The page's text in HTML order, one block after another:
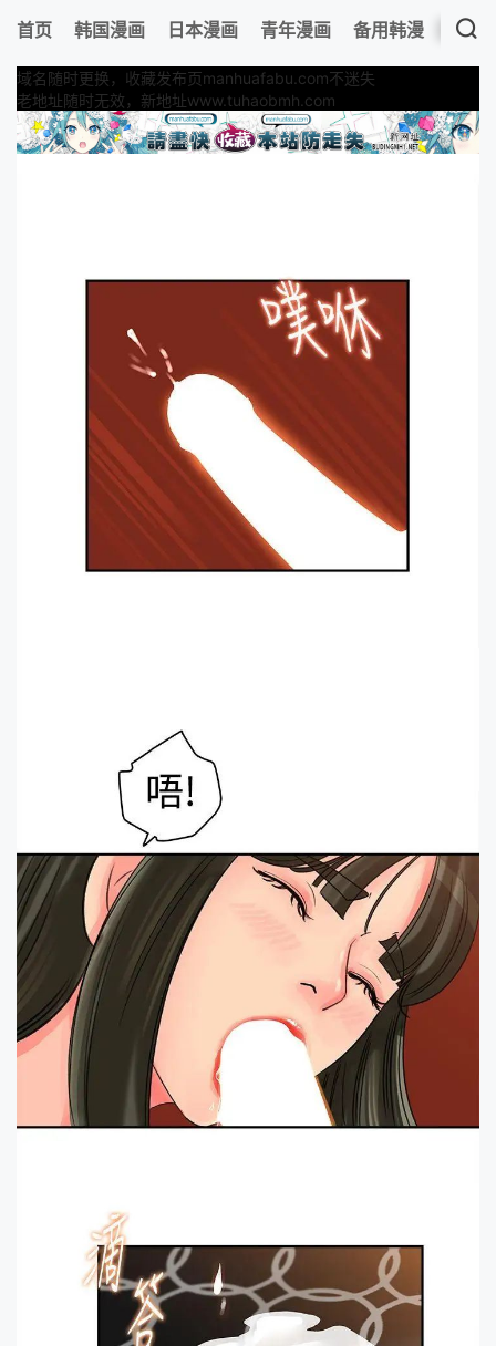
首页 韩国漫画 日本漫画 青年漫画 备用韩漫 最新
域名随时更换，收藏发布页manhuafabu.com不迷失
老地址随时无效，新地址www.tuhaobmh.com